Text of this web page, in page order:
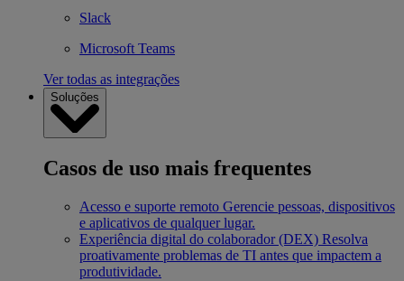
Slack
Microsoft Teams
Ver todas as integrações
Soluções
Casos de uso mais frequentes
Acesso e suporte remoto Gerencie pessoas, dispositivos
e aplicativos de qualquer lugar.
Experiência digital do colaborador (DEX) Resolva
proativamente problemas de TI antes que impactem a
produtividade.